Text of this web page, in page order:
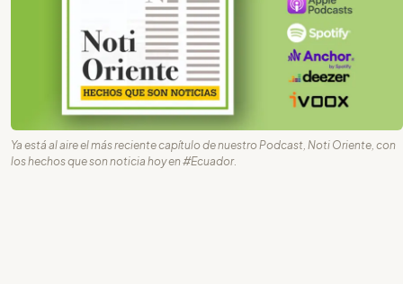
Ya está al aire el más reciente capítulo de nuestro Podcast, Noti Oriente, con
los hechos que son noticia hoy en #Ecuador.